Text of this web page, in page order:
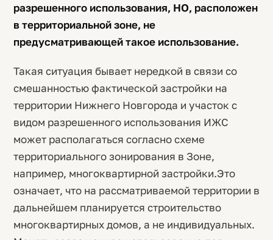
разрешенного использования, НО, расположен
в территориальной зоне, не
предусматривающей такое использование.
Такая ситуация бывает нередкой в связи со
смешанностью фактической застройки на
территории Нижнего Новгорода и участок с
видом разрешенного использования ИЖС
может располагаться согласно схеме
территориального зонирования в Зоне,
например, многоквартирной застройки.Это
означает, что на рассматриваемой территории в
дальнейшем планируется строительство
многоквартирных домов, а не индивидуальных.